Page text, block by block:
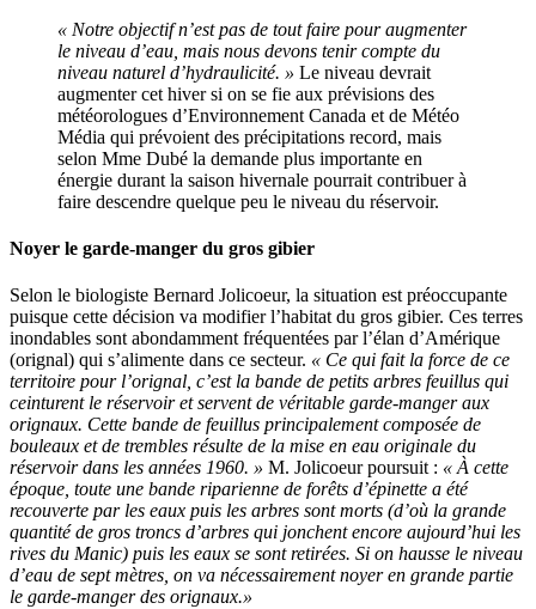
« Notre objectif n’est pas de tout faire pour augmenter
le niveau d’eau, mais nous devons tenir compte du
niveau naturel d’hydraulicité. » Le niveau devrait
augmenter cet hiver si on se fie aux prévisions des
météorologues d’Environnement Canada et de Météo
Média qui prévoient des précipitations record, mais
selon Mme Dubé la demande plus importante en
énergie durant la saison hivernale pourrait contribuer à
faire descendre quelque peu le niveau du réservoir.
Noyer le garde-manger du gros gibier
Selon le biologiste Bernard Jolicoeur, la situation est préoccupante
puisque cette décision va modifier l’habitat du gros gibier. Ces terres
inondables sont abondamment fréquentées par l’élan d’Amérique
(orignal) qui s’alimente dans ce secteur. « Ce qui fait la force de ce
territoire pour l’orignal, c’est la bande de petits arbres feuillus qui
ceinturent le réservoir et servent de véritable garde-manger aux
orignaux. Cette bande de feuillus principalement composée de
bouleaux et de trembles résulte de la mise en eau originale du
réservoir dans les années 1960. » M. Jolicoeur poursuit : « À cette
époque, toute une bande riparienne de forêts d’épinette a été
recouverte par les eaux puis les arbres sont morts (d’où la grande
quantité de gros troncs d’arbres qui jonchent encore aujourd’hui les
rives du Manic) puis les eaux se sont retirées. Si on hausse le niveau
d’eau de sept mètres, on va nécessairement noyer en grande partie
le garde-manger des orignaux.»